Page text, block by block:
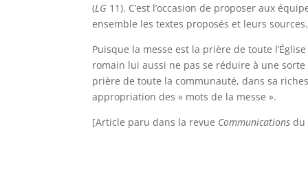
(LG 11). C’est l’occasion de proposer aux
ensemble les textes proposés et leurs sources.
Puisque la messe est la prière de toute
romain lui aussi ne pas se réduire à une
prière de toute la communauté, dans sa
appropriation des « mots de la messe ».
[Article paru dans la revue Communications du